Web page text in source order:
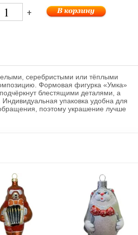
+
серебристыми или тёплыми
Формовая фигурка «Умка»
блестящими деталями, а
упаковка удобна для
поэтому украшение лучше